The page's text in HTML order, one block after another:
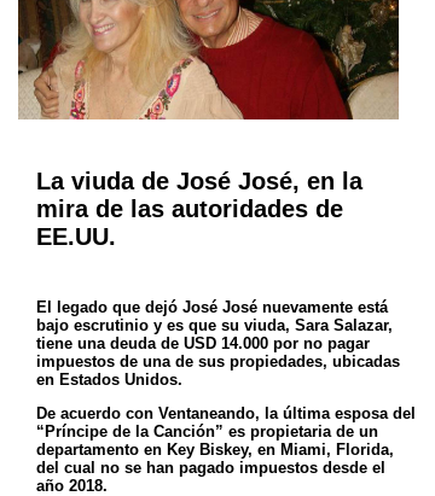
La viuda de José José, en la
mira de las autoridades de
EE.UU.
El legado que dejó José José nuevamente está
bajo escrutinio y es que su viuda, Sara Salazar,
tiene una deuda de USD 14.000 por no pagar
impuestos de una de sus propiedades, ubicadas
en Estados Unidos.
De acuerdo con Ventaneando, la última esposa del
“Príncipe de la Canción” es propietaria de un
departamento en Key Biskey, en Miami, Florida,
del cual no se han pagado impuestos desde el
año 2018.